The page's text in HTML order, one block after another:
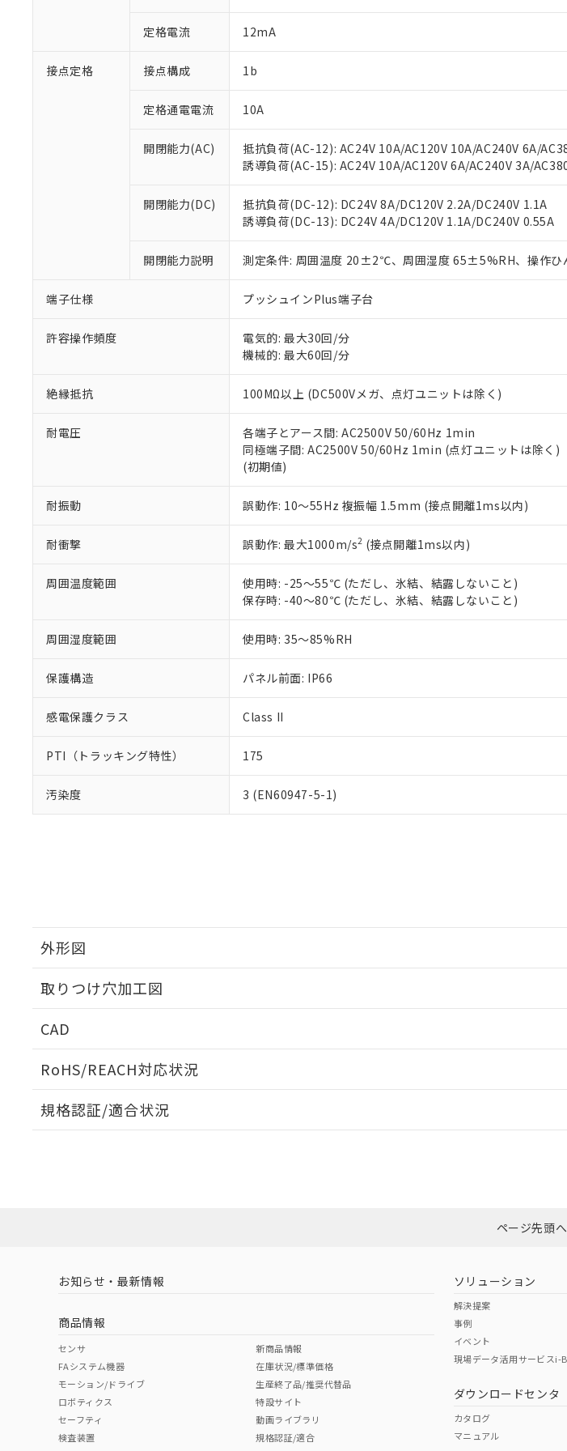
定格電流 12mA
接点定格 接点構成 1b
定格通電電流 10A
開閉能力(AC)
抵抗負荷(AC-12): AC24V 10A/AC120V 10A/AC240V 6A/
誘導負荷(AC-15): AC24V 10A/AC120V 6A/AC240V 3A/
開閉能力(DC)
抵抗負荷(DC-12): DC24V 8A/DC120V 2.2A/DC240V 1.1A
誘導負荷(DC-13): DC24V 4A/DC120V 1.1A/DC240V 0.55A
開閉能力説明 測定条件: 周囲温度 20±2℃、周囲湿度 65±5%RH、操作ひ
端子仕様 プッシュインPlus端子台
許容操作頻度
電気的: 最大30回/分
機械的: 最大60回/分
絶縁抵抗 100MΩ以上 (DC500Vメガ、点灯ユニットは除く)
耐電圧
各端子とアース間: AC2500V 50/60Hz 1min
同極端子間: AC2500V 50/60Hz 1min (点灯ユニットは除く)
(初期値)
耐振動 誤動作: 10～55Hz 複振幅 1.5mm (接点開離1ms以内)
耐衝撃 誤動作: 最大1000m/s2 (接点開離1ms以内)
周囲温度範囲
使用時: -25～55℃ (ただし、氷結、結露しないこと)
保存時: -40～80℃ (ただし、氷結、結露しないこと)
周囲湿度範囲 使用時: 35～85%RH
保護構造 パネル前面: IP66
感電保護クラス Class II
PTI（トラッキング特性） 175
汚染度 3 (EN60947-5-1)
外形図
取りつけ穴加工図
CAD
RoHS/REACH対応状況
EU RoHS 注意事項・凡例
ダウンロードはこちら
中国 RoHS 注意事項・凡例
中国 RoHS表
Pb Hg Cr(VI)
規格認証/適合状況
以下の条件をお読みいただき、同意のうえご利用くださ
くものです。
在庫状況および標準価格照会結果は、記載している
正式な納期状況および標準価格はお客様のお取引
当社販売員にご相談ください。
オムロン制御機器販売店や当社販売拠点は「 販売ネ
す。
マイパーツ機能（部品リスト作成サービス）をご利
ている必要があります。
お客様が当ウェブサイト上で当社にご登録された部
が、当社の製品・サービスに関するお客様との取引
さい。
*EU RoHS指令（10物質）：
鉛(Pb) 1000ppm以下、 水銀(Hg) 1000ppm以下、 カドミウム(Cd)
ル（DBP） 1000ppm以下、フタル酸ジイソブチル (DIBP) 1000ppm以下
フタル酸エステル類の４物質については閾値を超える意図的な使用がない
※2 対応予定月
※3 非含有証明書ダウンロード
下記の非含有証明書をダウンロードすることができます。
EU RoHS指令（10物質）の非含有証明書
51物質の非含有証明書（当社基準）
※本証明書は発行日時点で非含有を証明するもので、過
また、RoHS指令のフタル酸エステル類４物質の対応で
混在することから備考欄に対応日を記載しておりました。
既に当社にて対応品への在庫切替を完了していること
り割愛しております。
「○」：最大均質材料含有率が中国RoHSの基準値以下
「×」：最大均質材料含有率が中国RoHSの基準値を超え
「－」：未確認です。当社販売部門へお問い合わせくだ
Cr(Ⅵ)(六価クロム) : 1000ppm、 PBBs(ポリ臭化ビフェニル類) : 1000ppm
DEHP(フタル酸ビス(2-エチルヘキシル)) : 1000ppm
※2 環境保護使用期限
「ｅ」：有害物質（10物質）のすべてが基準値以下である
「10」：通常の使用状況下において有害物質が外部に漏
「－」：未確認です。当社販売部門へお問い合わせくださ
う）を輸出または国外への提供する場合は、日本国
当社は規制貨物を破棄する場合は、完全に破砕する
当社は貴社製品を、核兵器、ミサイル、化学兵器、
置等に一切使用いたしません。
当社は、貴社製品を第三者に販売する場合は、上記
また当社は、販売先および販売に係わる関係者が違
合意する
△ 一定数には満たないが在庫あり
－
在庫なし(最新の在庫状況については、お客様
機器販売店・当社販売員にご確認ください)
空
白
受注生産機種、また在庫状況の情報を公開して
ページ先頭
お知らせ・最新情報
商品情報
センサ
FAシステム機器
モーション/ドライブ
ロボティクス
セーフティ
検査装置
新商品情報
在庫状況/標準価格
生産終了品/推奨代替品
特設サイト
動画ライブラリ
規格認証/適合
ソリューション
解決提案
事例
イベント
現場データ活用サービスi-
ダウンロードセンタ
カタログ
マニュアル